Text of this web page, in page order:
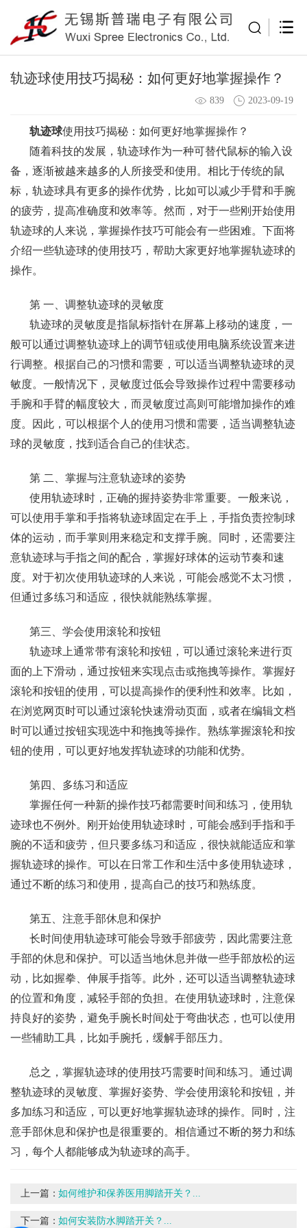
轨迹球使用技巧揭秘：如何更好地掌握操作？
839 2023-09-19
轨迹球使用技巧揭秘：如何更好地掌握操作？
随着科技的发展，轨迹球作为一种可替代鼠标的输入设
备，逐渐被越来越多的人所接受和使用。相比于传统的鼠
标，轨迹球具有更多的操作优势，比如可以减少手臂和手腕
的疲劳，提高准确度和效率等。然而，对于一些刚开始使用
轨迹球的人来说，掌握操作技巧可能会有一些困难。下面将
介绍一些轨迹球的使用技巧，帮助大家更好地掌握轨迹球的
操作。
第 一、调整轨迹球的灵敏度
轨迹球的灵敏度是指鼠标指针在屏幕上移动的速度，一
般可以通过调整轨迹球上的调节钮或使用电脑系统设置来进
行调整。根据自己的习惯和需要，可以适当调整轨迹球的灵
敏度。一般情况下，灵敏度过低会导致操作过程中需要移动
手腕和手臂的幅度较大，而灵敏度过高则可能增加操作的难
度。因此，可以根据个人的使用习惯和需要，适当调整轨迹
球的灵敏度，找到适合自己的佳状态。
第 二、掌握与注意轨迹球的姿势
使用轨迹球时，正确的握持姿势非常重要。一般来说，
可以使用手掌和手指将轨迹球固定在手上，手指负责控制球
体的运动，而手掌则用来稳定和支撑手腕。同时，还需要注
意轨迹球与手指之间的配合，掌握好球体的运动节奏和速
度。对于初次使用轨迹球的人来说，可能会感觉不太习惯，
但通过多练习和适应，很快就能熟练掌握。
第三、学会使用滚轮和按钮
轨迹球上通常带有滚轮和按钮，可以通过滚轮来进行页
面的上下滑动，通过按钮来实现点击或拖拽等操作。掌握好
滚轮和按钮的使用，可以提高操作的便利性和效率。比如，
在浏览网页时可以通过滚轮快速滑动页面，或者在编辑文档
时可以通过按钮实现选中和拖拽等操作。熟练掌握滚轮和按
钮的使用，可以更好地发挥轨迹球的功能和优势。
第四、多练习和适应
掌握任何一种新的操作技巧都需要时间和练习，使用轨
迹球也不例外。刚开始使用轨迹球时，可能会感到手指和手
腕的不适和疲劳，但只要多练习和适应，很快就能适应和掌
握轨迹球的操作。可以在日常工作和生活中多使用轨迹球，
通过不断的练习和使用，提高自己的技巧和熟练度。
第五、注意手部休息和保护
长时间使用轨迹球可能会导致手部疲劳，因此需要注意
手部的休息和保护。可以适当地休息并做一些手部放松的运
动，比如握拳、伸展手指等。此外，还可以适当调整轨迹球
的位置和角度，减轻手部的负担。在使用轨迹球时，注意保
持良好的姿势，避免手腕长时间处于弯曲状态，也可以使用
一些辅助工具，比如手腕托，缓解手部压力。
总之，掌握轨迹球的使用技巧需要时间和练习。通过调
整轨迹球的灵敏度、掌握好姿势、学会使用滚轮和按钮，并
多加练习和适应，可以更好地掌握轨迹球的操作。同时，注
意手部休息和保护也是很重要的。相信通过不断的努力和练
习，每个人都能够成为轨迹球的高手。
上一篇：如何维护和保养医用脚踏开关？...
下一篇：如何安装防水脚踏开关？...